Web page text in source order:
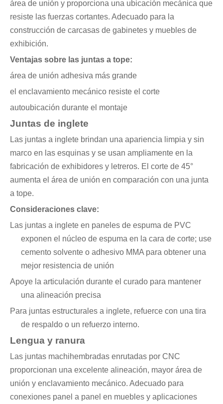
área de unión y proporciona una ubicación mecánica que
resiste las fuerzas cortantes. Adecuado para la
construcción de carcasas de gabinetes y muebles de
exhibición.
Ventajas sobre las juntas a tope:
área de unión adhesiva más grande
el enclavamiento mecánico resiste el corte
autoubicación durante el montaje
Juntas de inglete
Las juntas a inglete brindan una apariencia limpia y sin
marco en las esquinas y se usan ampliamente en la
fabricación de exhibidores y letreros. El corte de 45°
aumenta el área de unión en comparación con una junta
a tope.
Consideraciones clave:
Las juntas a inglete en paneles de espuma de PVC
exponen el núcleo de espuma en la cara de corte; use
cemento solvente o adhesivo MMA para obtener una
mejor resistencia de unión
Apoye la articulación durante el curado para mantener
una alineación precisa
Para juntas estructurales a inglete, refuerce con una tira
de respaldo o un refuerzo interno.
Lengua y ranura
Las juntas machihembradas enrutadas por CNC
proporcionan una excelente alineación, mayor área de
unión y enclavamiento mecánico. Adecuado para
conexiones panel a panel en muebles y aplicaciones